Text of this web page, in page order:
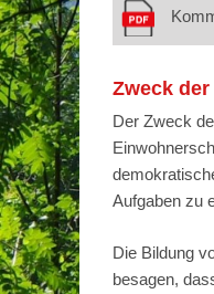
Zweck
Der Zweck
Aufgaben zu
Die Bildung
besagen,